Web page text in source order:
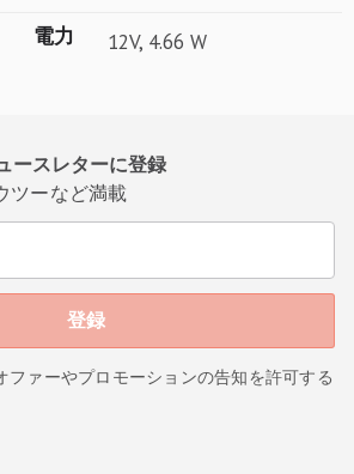
電力 12V, 4.66 W
ースレターに登録
ツーなど満載
ファーやプロモーションの告知を許可する